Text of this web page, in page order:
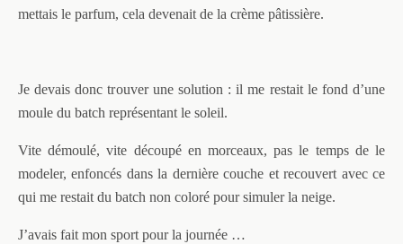
mettais le parfum, cela devenait de la crème pâtissière.
Je devais donc trouver une solution : il me restait le fond d’une
moule du batch représentant le soleil.
Vite démoulé, vite découpé en morceaux, pas le temps de le
modeler, enfoncés dans la dernière couche et recouvert avec ce
qui me restait du batch non coloré pour simuler la neige.
J’avais fait mon sport pour la journée …